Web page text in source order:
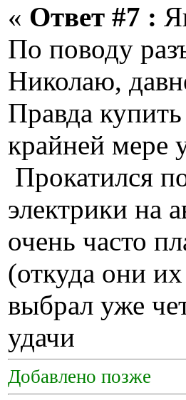
« Ответ #7 :
По поводу
Николаю,
Правда
крайней мере
Прокатился
электрики на
очень часто
(откуда они
выбрал уже
удачи
Добавлено позже